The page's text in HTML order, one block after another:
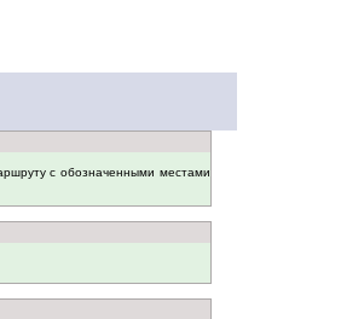
с обозначенными местами